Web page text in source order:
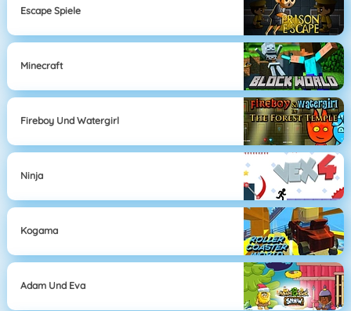
Escape Spiele
Minecraft
Fireboy Und Watergirl
Ninja
Kogama
Adam Und Eva